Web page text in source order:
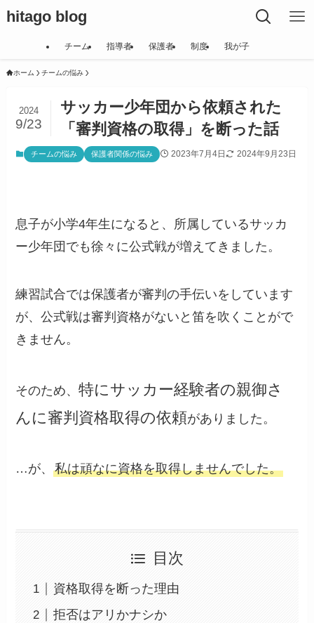
hitago blog
チーム 指導者 保護者 制度 我が子
ホーム チームの悩み
サッカー少年団から依頼された
「審判資格の取得」を断った話
2024
9/23
チームの悩み 保護者関係の悩み 2023年7月4日 2024年9月23日
息子が小学4年生になると、所属しているサッカ
ー少年団でも徐々に公式戦が増えてきました。
練習試合では保護者が審判の手伝いをしています
が、公式戦は審判資格がないと笛を吹くことがで
きません。
そのため、特にサッカー経験者の親御さ
んに審判資格取得の依頼がありました。
…が、私は頑なに資格を取得しませんでした。
目次
資格取得を断った理由
拒否はアリかナシか